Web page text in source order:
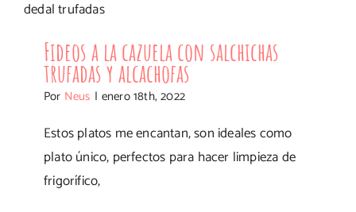
Fideos a la cazuela con salchichas
trufadas y alcachofas
Por Neus | enero 18th, 2022
Estos platos me encantan, son ideales como
plato único, perfectos para hacer limpieza de
frigorífico,